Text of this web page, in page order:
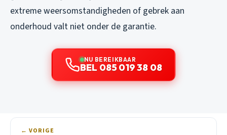
extreme weersomstandigheden of gebrek aan
onderhoud valt niet onder de garantie.
NU BEREIKBAAR
BEL 085 019 38 08
← VORIGE